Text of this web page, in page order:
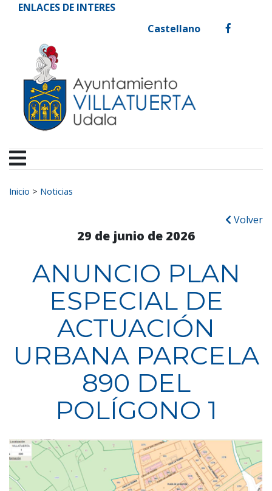
Ir al contenido
Ayuntamiento de
ENLACES DE INTERES
Castellano
facebook
Buscar:
Inicio > Noticias
Volver
29 de junio de 2026
ANUNCIO PLAN
ESPECIAL DE
ACTUACIÓN
URBANA PARCELA
890 DEL
POLÍGONO 1